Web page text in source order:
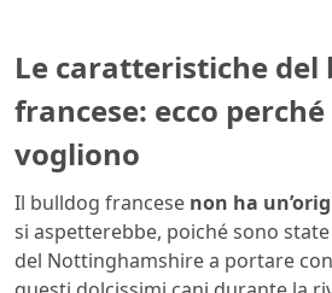
Le caratteristiche del
francese: ecco
vogliono
Il bulldog francese non ha
si aspetterebbe, poiché sono
del Nottinghamshire a portare